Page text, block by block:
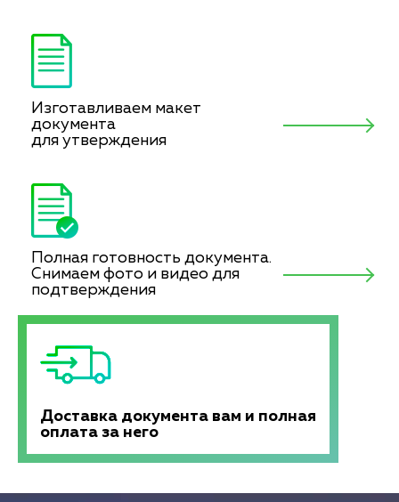
Изготавливаем макет
документа
для утверждения
Полная готовность документа.
Снимаем фото и видео для
подтверждения
Доставка документа вам и полная
оплата за него